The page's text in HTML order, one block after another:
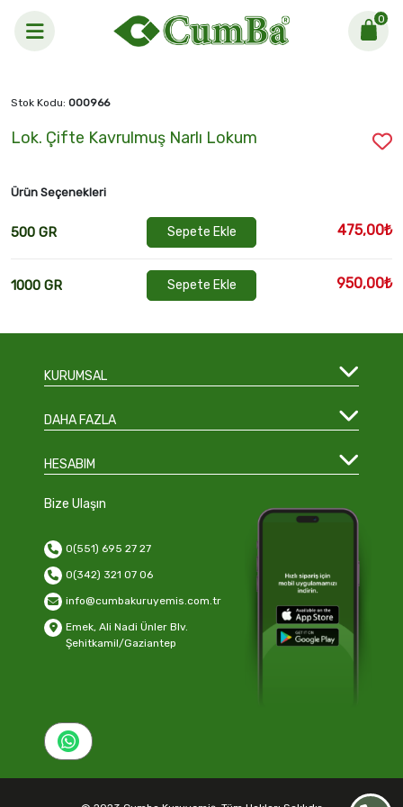
0
Lok. Çifte Kavrulmuş Narlı Lokum
Stok Kodu: 000966
Lok. Çifte Kavrulmuş Narlı Lokum
Ürün Seçenekleri
500 GR Sepete Ekle 475,00₺
1000 GR Sepete Ekle 950,00₺
KURUMSAL
DAHA FAZLA
HESABIM
Bize Ulaşın
0(551) 695 27 27
0(342) 321 07 06
info@cumbakuruyemis.com.tr
Emek, Ali Nadi Ünler Blv.
Şehitkamil/Gaziantep